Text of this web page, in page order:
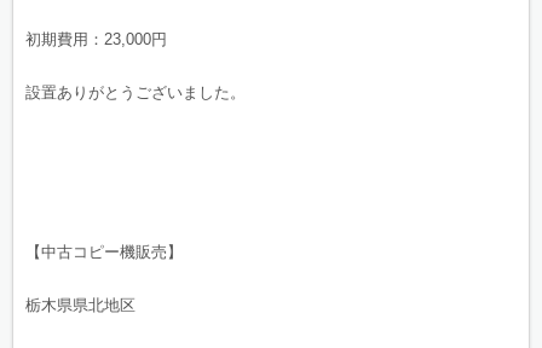
初期費用：23,000円
設置ありがとうございました。
【中古コピー機販売】
栃木県県北地区